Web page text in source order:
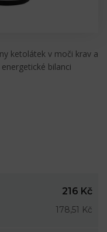
ketolátek v moči krav a
bilanci
216 Kč
178,51 Kč